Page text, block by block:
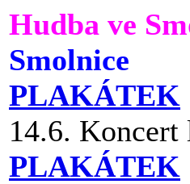
Hudba ve
Smolnice
PLAKÁTEK
14.6. Koncert
PLAKÁTEK